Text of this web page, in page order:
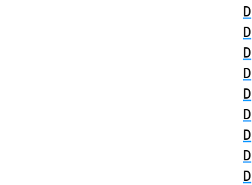
D
D
D
D
D
D
D
D
D